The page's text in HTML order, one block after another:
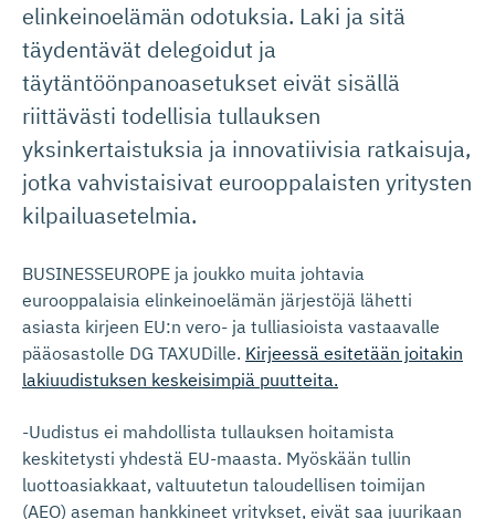
elinkeinoelämän odotuksia. Laki ja sitä
täydentävät delegoidut ja
täytäntöönpanoasetukset eivät sisällä
riittävästi todellisia tullauksen
yksinkertaistuksia ja innovatiivisia ratkaisuja,
jotka vahvistaisivat eurooppalaisten yritysten
kilpailuasetelmia.
BUSINESSEUROPE ja joukko muita johtavia
eurooppalaisia elinkeinoelämän järjestöjä lähetti
asiasta kirjeen EU:n vero- ja tulliasioista vastaavalle
pääosastolle DG TAXUDille. Kirjeessä esitetään joitakin
lakiuudistuksen keskeisimpiä puutteita.
-Uudistus ei mahdollista tullauksen hoitamista
keskitetysti yhdestä EU-maasta. Myöskään tullin
luottoasiakkaat, valtuutetun taloudellisen toimijan
(AEO) aseman hankkineet yritykset, eivät saa juurikaan